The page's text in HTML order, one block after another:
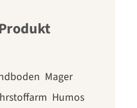
Mager
Humos